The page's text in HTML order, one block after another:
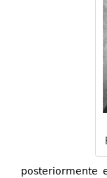
posteriormente